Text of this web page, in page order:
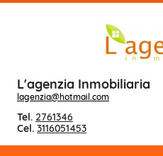
L'agenzia Inmobiliaria
lagenzia@hotmail.com
Tel. 2761346
Cel. 3116051453